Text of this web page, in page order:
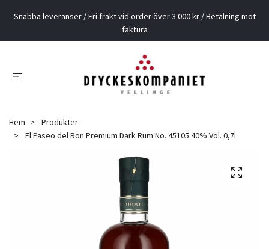
Snabba leveranser / Fri frakt vid order över 3 000 kr / Betalning mot
faktura
Hem
Produkter
El Paseo del Ron Premium Dark Rum No. 45105 40% Vol. 0,7l